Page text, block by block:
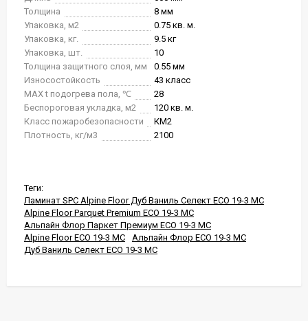
Толщина
8 мм
Упаковка, м2
0.75 кв. м.
Упаковка, кг.
9.5 кг
Упаковка, шт.
10
Толщина защитного слоя, мм
0.55 мм
Износостойкость
43 класс
MAX t подогрева пола, ℃
28
Беспороговая укладка, м2
120 кв. м.
Класс пожаробезопасности
КМ2
Плотность, кг/м3
2100
Теги:
Ламинат SPC Alpine Floor Дуб Ваниль Селект ECO 19-3 MC
Alpine Floor Parquet Premium ECO 19-3 MC
Альпайн Флор Паркет Премиум ECO 19-3 MC
Alpine Floor ECO 19-3 MC
Альпайн Флор ECO 19-3 MC
Дуб Ваниль Селект ECO 19-3 MC